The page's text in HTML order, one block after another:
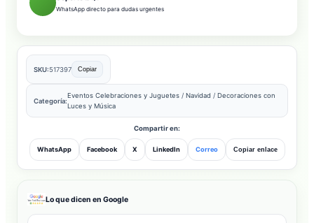
WhatsApp directo para dudas urgentes
SKU:517397 Copiar
Categoría:
Eventos Celebraciones y Juguetes / Navidad / Decoraciones con
Luces y Música
Compartir en:
WhatsApp Facebook X LinkedIn Correo Copiar enlace
Lo que dicen en Google